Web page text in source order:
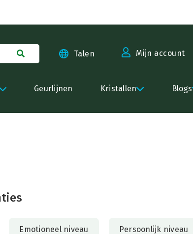
Talen Mijn account
Geurlijnen Kristallen Blogs
Emotioneel niveau Persoonlijk niveau